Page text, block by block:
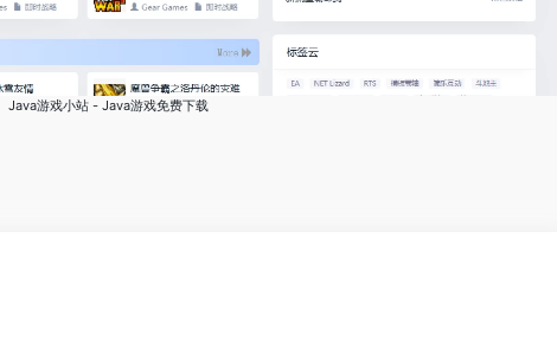
Java游戏小站 - Java游戏免费下载